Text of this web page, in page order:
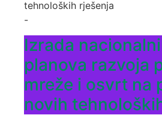
tehnoloških rješenja
-
Izrada
planova razvoja
mreže i osvrt na
novih